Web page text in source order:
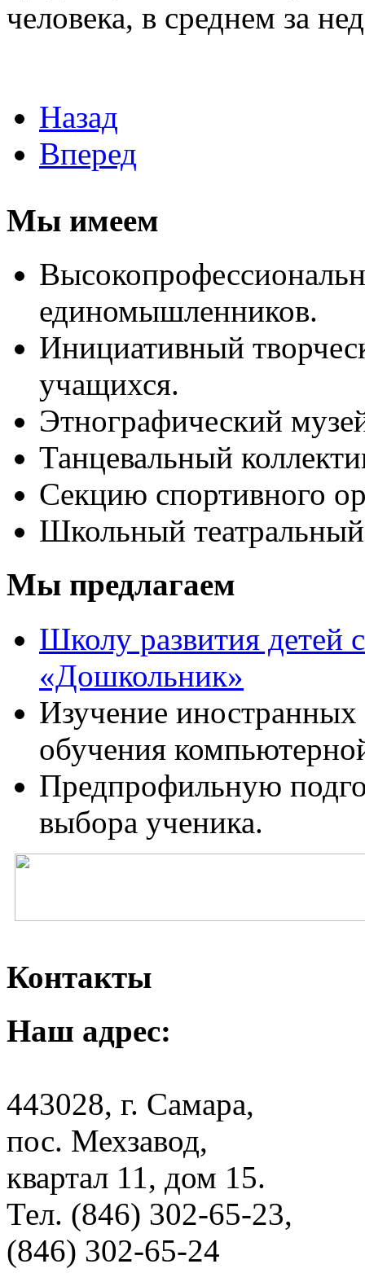
человека, в среднем за
Назад
Вперед
Мы имеем
единомышленников.
Инициативный
учащихся.
Этнографический
Танцевальный
Секцию спортивного
Школьный театральный
Мы предлагаем
Школу развития детей
«Дошкольник»
Изучение
обучения
Предпрофильную
выбора ученика.
Контакты
Наш адрес:
443028, г. Самара,
пос. Мехзавод,
квартал 11, дом 15.
Тел. (846) 302-65-23,
(846) 302-65-24